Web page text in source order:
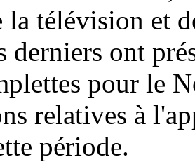
la télévision et
derniers ont
pour le
relatives à
période.